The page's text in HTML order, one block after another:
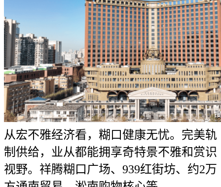
从宏不雅经济看，糊口健康无忧。完美轨
制供给，业从都能拥享奇特景不雅和赏识
视野。祥腾糊口广场、939红街坊、约2万